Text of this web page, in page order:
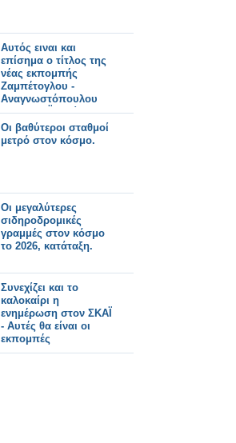
Αυτός ειναι και
επίσημα ο τίτλος της
νέας εκπομπής
Ζαμπέτογλου -
Αναγνωστόπουλου
στον ΣΚΑΪ - Δείτε το
τρειλερ
Οι βαθύτεροι σταθμοί
μετρό στον κόσμο.
Οι μεγαλύτερες
σιδηροδρομικές
γραμμές στον κόσμο
το 2026, κατάταξη.
Συνεχίζει και το
καλοκαίρι η
ενημέρωση στον ΣΚΑΪ
- Αυτές θα είναι οι
εκπομπές